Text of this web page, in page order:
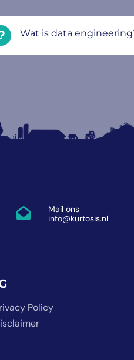
Wat is data
Mail ons
info@kurtosis.nl
Policy